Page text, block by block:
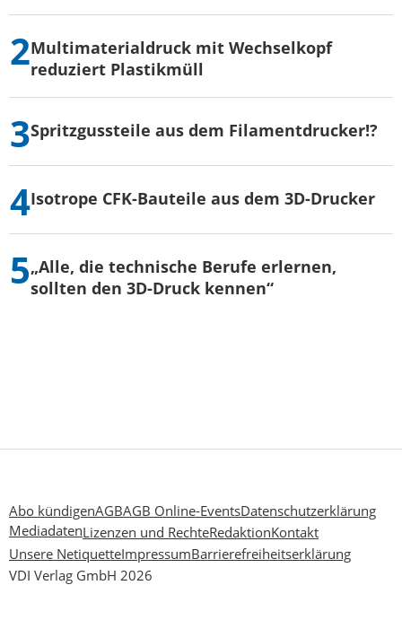
Multimaterialdruck mit Wechselkopf
reduziert Plastikmüll
Spritzgussteile aus dem Filamentdrucker!?
Isotrope CFK-Bauteile aus dem 3D-Drucker
„Alle, die technische Berufe erlernen,
sollten den 3D-Druck kennen“
Abo kündigenAGBAGB Online-EventsDatenschutzerklärung
MediadatenLizenzen und RechteRedaktionKontakt
Unsere NetiquetteImpressumBarrierefreiheitserklärung
VDI Verlag GmbH 2026